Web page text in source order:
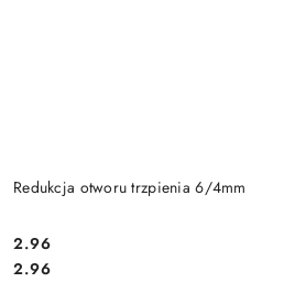
Redukcja otworu trzpienia 6/4mm
Cena:
2.96
Cena:
2.96